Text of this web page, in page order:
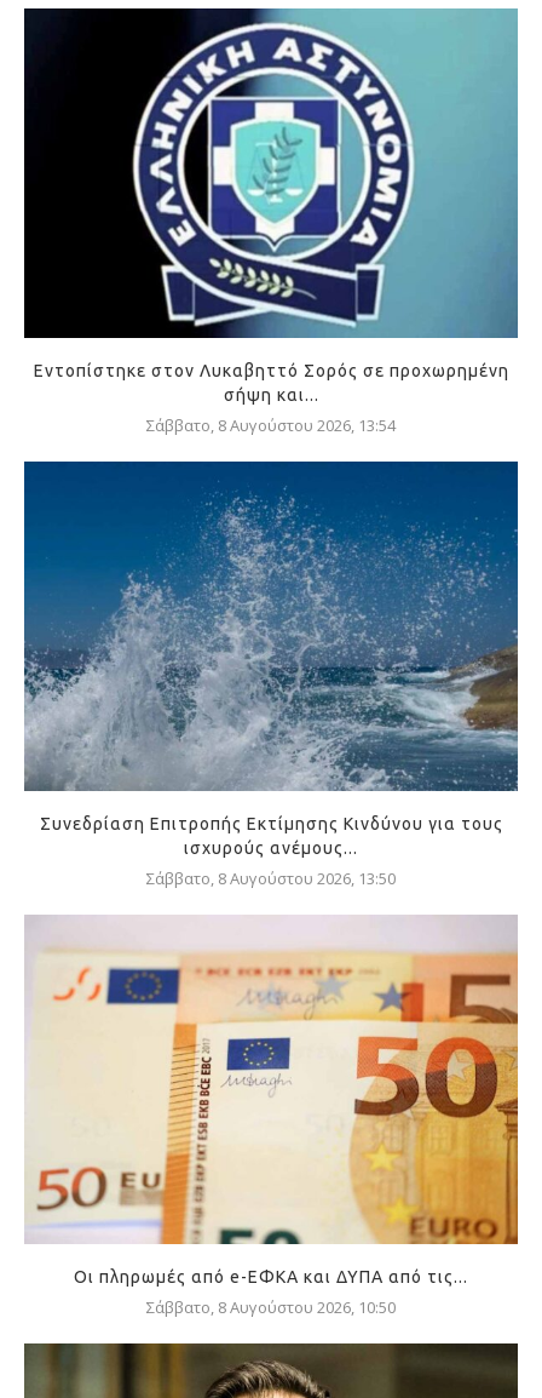
Εντοπίστηκε στον Λυκαβηττό Σορός σε προχωρημένη
σήψη και...
Σάββατο, 8 Αυγούστου 2026, 13:54
Συνεδρίαση Επιτροπής Εκτίμησης Κινδύνου για τους
ισχυρούς ανέμους...
Σάββατο, 8 Αυγούστου 2026, 13:50
Οι πληρωμές από e-ΕΦΚΑ και ΔΥΠΑ από τις...
Σάββατο, 8 Αυγούστου 2026, 10:50